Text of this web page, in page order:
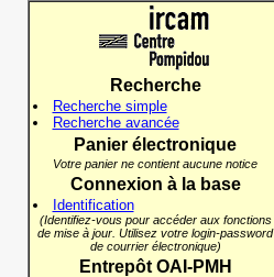
Recherche
Recherche simple
Recherche avancée
Panier électronique
Votre panier ne contient aucune notice
Connexion à la base
Identification
(Identifiez-vous pour accéder aux fonctions
de mise à jour. Utilisez votre login-password
de courrier électronique)
Entrepôt OAI-PMH